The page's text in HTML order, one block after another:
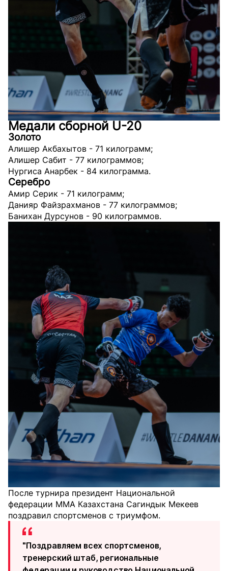
Медали сборной U-20
Золото
Алишер Акбахытов - 71 килограмм;
Алишер Сабит - 77 килограммов;
Нургиса Анарбек - 84 килограмма.
Серебро
Амир Серик - 71 килограмм;
Данияр Файзрахманов - 77 килограммов;
Банихан Дурсунов - 90 килограммов.
После турнира президент Национальной
федерации ММА Казахстана Сагиндык Мекеев
поздравил спортсменов с триумфом.
"Поздравляем всех спортсменов,
тренерский штаб, региональные